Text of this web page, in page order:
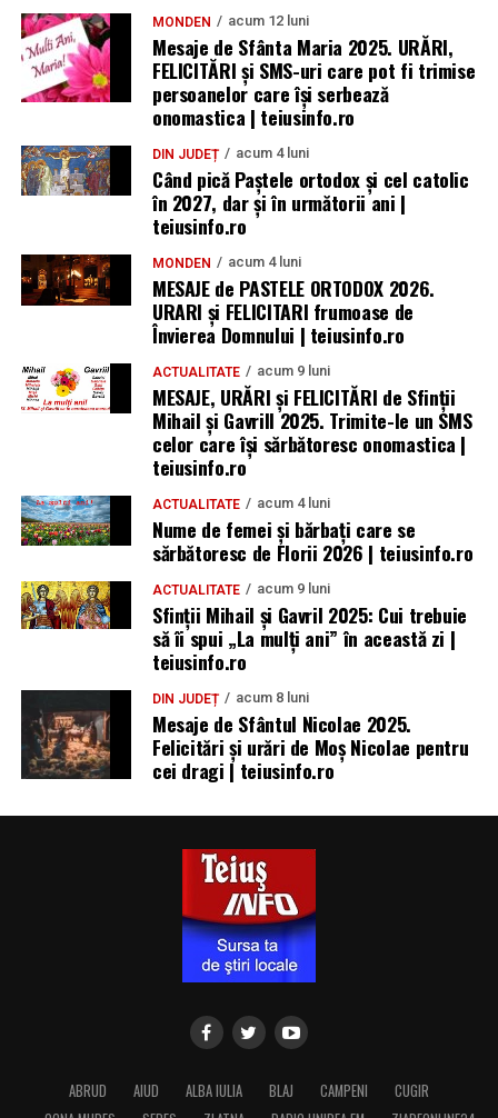
MONDEN acum 12 luni
Mesaje de Sfânta Maria 2025. URĂRI,
FELICITĂRI și SMS-uri care pot fi trimise
persoanelor care își serbează
onomastica | teiusinfo.ro
DIN JUDEȚ acum 4 luni
Când pică Paștele ortodox și cel catolic
în 2027, dar și în următorii ani |
teiusinfo.ro
MONDEN acum 4 luni
MESAJE de PASTELE ORTODOX 2026.
URARI și FELICITARI frumoase de
Învierea Domnului | teiusinfo.ro
ACTUALITATE acum 9 luni
MESAJE, URĂRI și FELICITĂRI de Sfinții
Mihail și Gavrill 2025. Trimite-le un SMS
celor care își sărbătoresc onomastica |
teiusinfo.ro
ACTUALITATE acum 4 luni
Nume de femei și bărbați care se
sărbătoresc de Florii 2026 | teiusinfo.ro
ACTUALITATE acum 9 luni
Sfinții Mihail și Gavril 2025: Cui trebuie
să îi spui „La mulţi ani” în această zi |
teiusinfo.ro
DIN JUDEȚ acum 8 luni
Mesaje de Sfântul Nicolae 2025.
Felicitări și urări de Moș Nicolae pentru
cei dragi | teiusinfo.ro
ABRUD AIUD ALBA IULIA BLAJ CAMPENI
CUGIR